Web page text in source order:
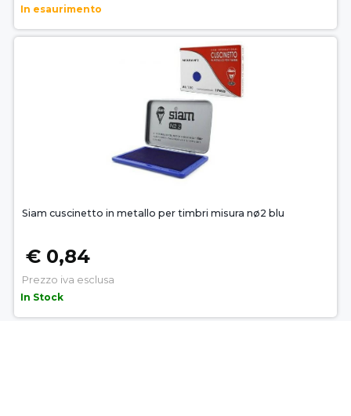
In esaurimento
Siam cuscinetto in metallo per timbri misura nø2 blu
€ 0,84
Prezzo iva esclusa
In Stock